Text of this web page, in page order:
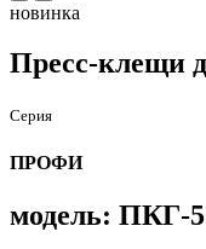
новинка
Пресс-клещи
Серия
ПРОФИ
модель: ПКГ-